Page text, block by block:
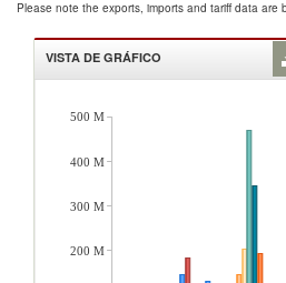
Please note the exports, imports and tariff data
VISTA DE GRÁFICO
500 M
400 M
300 M
200 M